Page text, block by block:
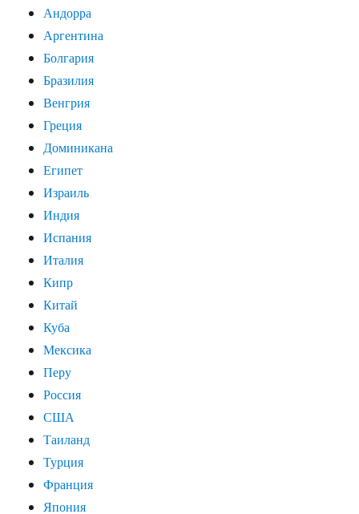
Андорра
Аргентина
Болгария
Бразилия
Венгрия
Греция
Доминикана
Египет
Израиль
Индия
Испания
Италия
Кипр
Китай
Куба
Мексика
Перу
Россия
США
Таиланд
Турция
Франция
Япония